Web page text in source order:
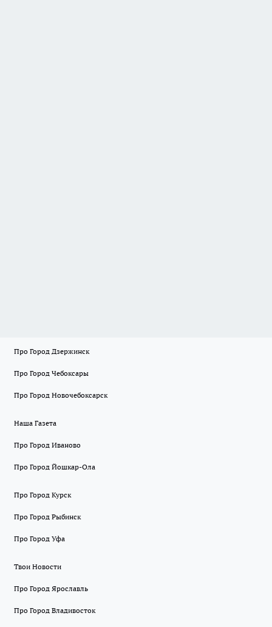
Про Город Дзержинск
Про Город Чебоксары
Про Город Новочебоксарск
Наша Газета
Про Город Иваново
Про Город Йошкар-Ола
Про Город Курск
Про Город Рыбинск
Про Город Уфа
Твои Новости
Про Город Ярославль
Про Город Владивосток